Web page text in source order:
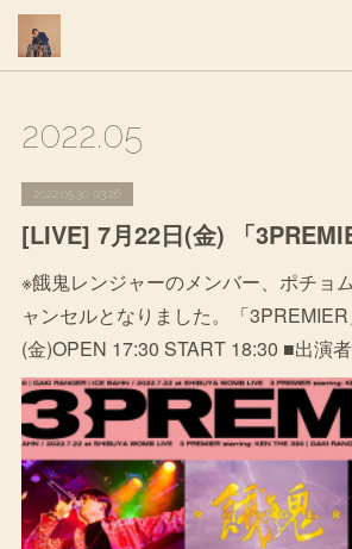
2022.05
2022.05.30 03:26
※餓鬼レンジャーのメンバー、ポチョ
ャンセルとなりました。「
(金)OPEN 17:30 START 18:30 ■出演